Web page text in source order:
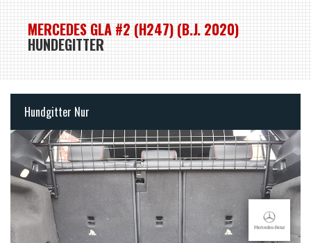
MERCEDES GLA #2 (H247) (B.J. 2020)
HUNDEGITTER
Hundgitter Nur